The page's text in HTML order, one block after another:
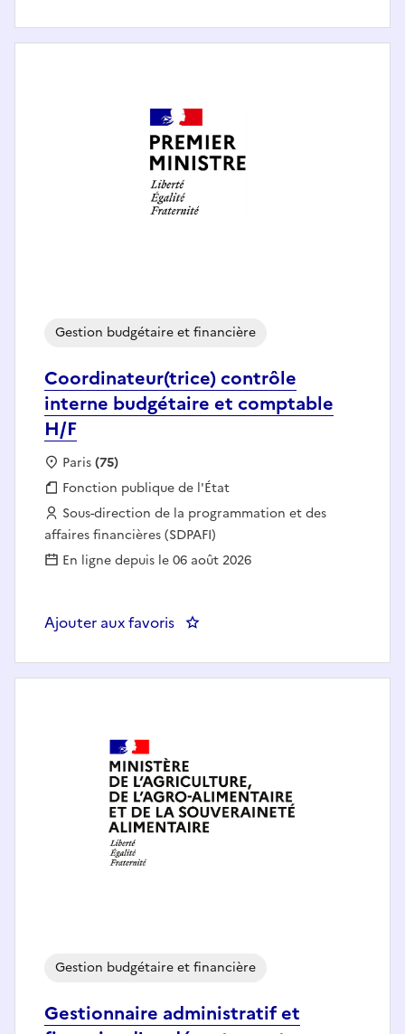
Coordinateur(trice) contrôle
interne budgétaire et comptable
H/F
Gestion budgétaire et financière
Localisation :
Paris(75)
Fonction publique :
Fonction publique de l'État
Employeur :
Sous-direction de la programmation et des
affaires financières (SDPAFI)
En ligne depuis le 06 août 2026
Ajouter aux favoris : Coordinateur(trice) contrôle
Gestionnaire administratif et
Gestion budgétaire et financière